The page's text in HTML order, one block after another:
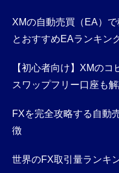
XMの自動売買（EA）
とおすすめEAランキン
【初心者向け】XMの
スワップフリー口座も解
FXを完全攻略する自動
徴
世界のFX取引量ランキ